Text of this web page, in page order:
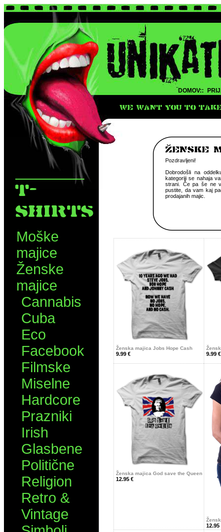
DOMOV::
WE WANT YOU TO
T-
SHIRTS
Moške
majice
Ženske
majice
Cannabis
Cuba
Eco
Facebook
Filmske
Miselne
Hardcore
Prazniki
Irish
Glasbene
Politične
Religion
Retro &
Vintage
zENSKE
Pozdravljeni!
Dobrodošli na
kategoriji se nahaja
strani. Če pa še ne
pustite, da vam kaj
prodajanih majic.
Ženska majica Jobs Hope Cash
9.99 € 9.99 €
Ženska majica God save the Queen
12.95 €
12.95